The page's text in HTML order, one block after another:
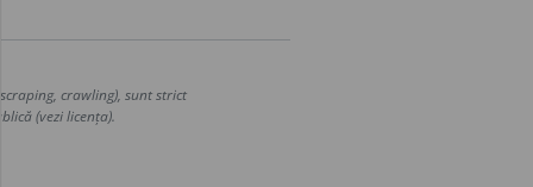
crawling), sunt strict
(vezi licența).